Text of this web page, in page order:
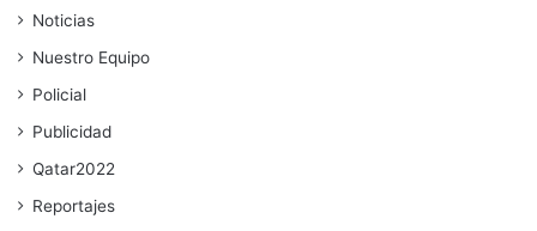
Noticias
Nuestro Equipo
Policial
Publicidad
Qatar2022
Reportajes